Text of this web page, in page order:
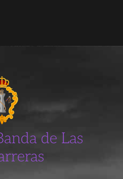
de Las